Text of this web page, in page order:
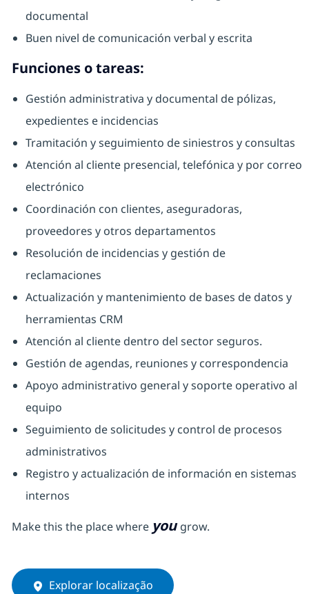
documental
Buen nivel de comunicación verbal y escrita
Funciones o tareas:
Gestión administrativa y documental de pólizas,
expedientes e incidencias
Tramitación y seguimiento de siniestros y consultas
Atención al cliente presencial, telefónica y por correo
electrónico
Coordinación con clientes, aseguradoras,
proveedores y otros departamentos
Resolución de incidencias y gestión de
reclamaciones
Actualización y mantenimiento de bases de datos y
herramientas CRM
Atención al cliente dentro del sector seguros.
Gestión de agendas, reuniones y correspondencia
Apoyo administrativo general y soporte operativo al
equipo
Seguimiento de solicitudes y control de procesos
administrativos
Registro y actualización de información en sistemas
internos
Make this the place where yougrow.
Explorar localização